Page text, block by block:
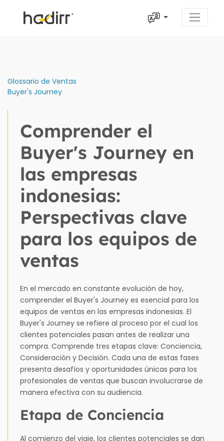
Glossario de Ventas
Buyer's Journey
Comprender el
Buyer's Journey en
las empresas
indonesias:
Perspectivas clave
para los equipos de
ventas
En el mercado en constante evolución de hoy,
comprender el Buyer's Journey es esencial para los
equipos de ventas en las empresas indonesias. El
Buyer's Journey se refiere al proceso por el cual los
clientes potenciales pasan antes de realizar una
compra. Comprende tres etapas clave: Conciencia,
Consideración y Decisión. Cada una de estas fases
presenta desafíos y oportunidades únicas para los
profesionales de ventas que buscan involucrarse de
manera efectiva con su audiencia.
Etapa de Conciencia
Al comienzo del viaje, los clientes potenciales se dan